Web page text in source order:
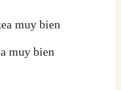
muy bien
muy bien